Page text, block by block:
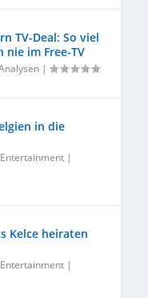
TV-Deal: So viel
nie im Free-TV
|
in die
|
Kelce heiraten
|